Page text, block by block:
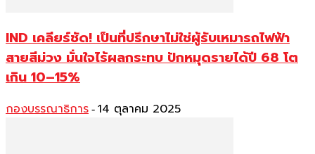
IND เคลียร์ชัด! เป็นที่ปรึกษาไม่ใช่ผู้รับเหมารถไฟฟ้า
สายสีม่วง มั่นใจไร้ผลกระทบ ปักหมุดรายได้ปี 68 โต
เกิน 10–15%
กองบรรณาธิการ - 14 ตุลาคม 2025